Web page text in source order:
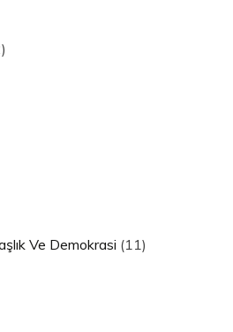
Ve Demokrasi (11)